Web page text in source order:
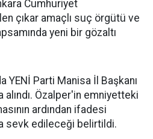
Cumhuriyet
çıkar amaçlı suç örgütü ve
yeni bir gözaltı
YENİ Parti Manisa İl Başkanı
alındı. Özalper'in emniyetteki
ardından ifadesi
sevk edileceği belirtildi.